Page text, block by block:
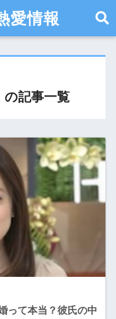
愛情報
の記事一覧
って本当？彼氏の中